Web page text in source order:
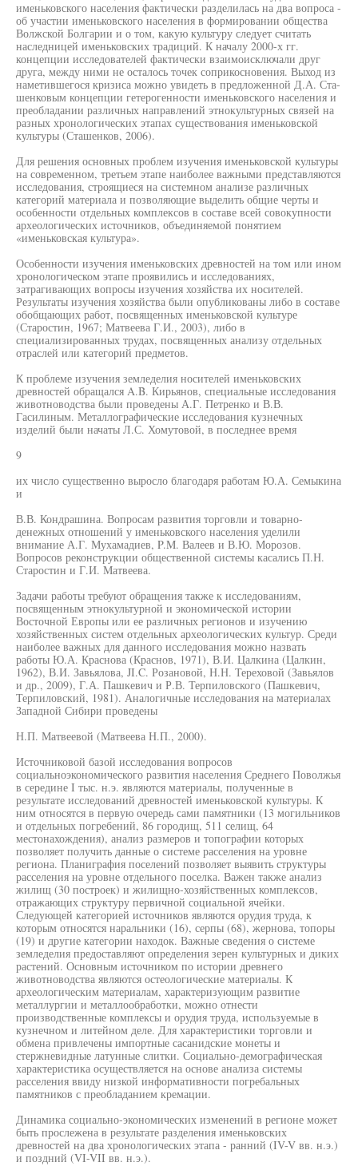
именьковского населения фактически разделилась на два вопроса -
об участии именьковского населения в формировании общества
Волжской Болгарии и о том, какую культуру следует считать
наследницей именьковских традиций. К началу 2000-х гг.
концепции исследователей фактически взаимоисключали друг
друга, между ними не осталось точек соприкосновения. Выход из
наметившегося кризиса можно увидеть в предложенной Д.А. Ста-
шенковым концепции гетерогенности именьковского населения и
преобладании различных направлений этнокультурных связей на
разных хронологических этапах существования именьковской
культуры (Сташенков, 2006).
Для решения основных проблем изучения именьковской культуры
на современном, третьем этапе наиболее важными представляются
исследования, строящиеся на системном анализе различных
категорий материала и позволяющие выделить общие черты и
особенности отдельных комплексов в составе всей совокупности
археологических источников, объединяемой понятием
«именьковская культура».
Особенности изучения именьковских древностей на том или ином
хронологическом этапе проявились и исследованиях,
затрагивающих вопросы изучения хозяйства их носителей.
Результаты изучения хозяйства были опубликованы либо в составе
обобщающих работ, посвященных именьковской культуре
(Старостин, 1967; Матвеева Г.И., 2003), либо в
специализированных трудах, посвященных анализу отдельных
отраслей или категорий предметов.
К проблеме изучения земледелия носителей именьковских
древностей обращался A.B. Кирьянов, специальные исследования
животноводства были проведены А.Г. Петренко и В.В.
Гасилиным. Металлографические исследования кузнечных
изделий были начаты Л.С. Хомутовой, в последнее время
9
их число существенно выросло благодаря работам Ю.А. Семыкина
и
В.В. Кондрашина. Вопросам развития торговли и товарно-
денежных отношений у именьковского населения уделили
внимание А.Г. Мухамадиев, P.M. Валеев и В.Ю. Морозов.
Вопросов реконструкции общественной системы касались П.Н.
Старостин и Г.И. Матвеева.
Задачи работы требуют обращения также к исследованиям,
посвященным этнокультурной и экономической истории
Восточной Европы или ее различных регионов и изучению
хозяйственных систем отдельных археологических культур. Среди
наиболее важных для данного исследования можно назвать
работы Ю.А. Краснова (Краснов, 1971), В.И. Цалкина (Цалкин,
1962), В.И. Завьялова, JI.C. Розановой, Н.Н. Тереховой (Завьялов
и др., 2009), Г.А. Пашкевич и Р.В. Терпиловского (Пашкевич,
Терпиловский, 1981). Аналогичные исследования на материалах
Западной Сибири проведены
Н.П. Матвеевой (Матвеева Н.П., 2000).
Источниковой базой исследования вопросов
социальноэкономического развития населения Среднего Поволжья
в середине I тыс. н.э. являются материалы, полученные в
результате исследований древностей именьковской культуры. К
ним относятся в первую очередь сами памятники (13 могильников
и отдельных погребений, 86 городищ, 511 селищ, 64
местонахождения), анализ размеров и топографии которых
позволяет получить данные о системе расселения на уровне
региона. Планиграфия поселений позволяет выявить структуры
расселения на уровне отдельного поселка. Важен также анализ
жилищ (30 построек) и жилищно-хозяйственных комплексов,
отражающих структуру первичной социальной ячейки.
Следующей категорией источников являются орудия труда, к
которым относятся наральники (16), серпы (68), жернова, топоры
(19) и другие категории находок. Важные сведения о системе
земледелия предоставляют определения зерен культурных и диких
растений. Основным источником по истории древнего
животноводства являются остеологические материалы. К
археологическим материалам, характеризующим развитие
металлургии и металлообработки, можно отнести
производственные комплексы и орудия труда, используемые в
кузнечном и литейном деле. Для характеристики торговли и
обмена привлечены импортные сасанидские монеты и
стержневидные латунные слитки. Социально-демографическая
характеристика осуществляется на основе анализа системы
расселения ввиду низкой информативности погребальных
памятников с преобладанием кремации.
Динамика социально-экономических изменений в регионе может
быть прослежена в результате разделения именьковских
древностей на два хронологических этапа - ранний (IV-V вв. н.э.)
и поздний (VI-VII вв. н.э.).